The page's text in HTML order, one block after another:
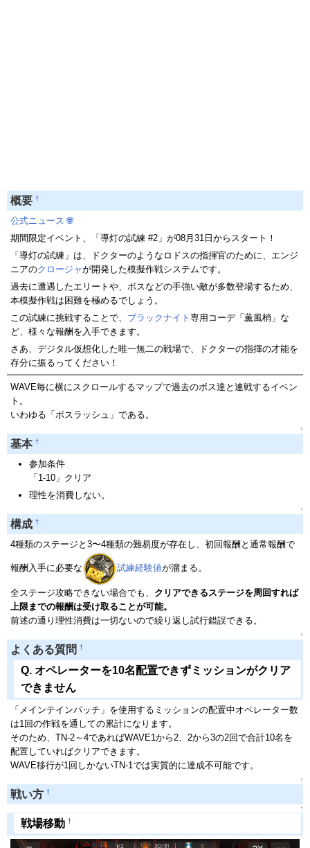
概要 †
公式ニュース 🌐
期間限定イベント、「導灯の試練 #2」が08月31日からスタート！
「導灯の試練」は、ドクターのようなロドスの指揮官のために、エンジ
ニアのクロージャが開発した模擬作戦システムです。
過去に遭遇したエリートや、ボスなどの手強い敵が多数登場するため、
本模擬作戦は困難を極めるでしょう。
この試練に挑戦することで、 ブラックナイト 専用コーデ「薫風梢」な
ど、様々な報酬を入手できます。
さあ、デジタル仮想化した唯一無二の戦場で、ドクターの指揮の才能を
存分に振るってください！
WAVE毎に横にスクロールするマップで過去のボス達と連戦するイベン
ト。
いわゆる「ボスラッシュ」である。
↑
基本 †
参加条件
「1-10」クリア
理性を消費しない。
↑
構成 †
4種類のステージと3〜4種類の難易度が存在し、初回報酬と通常報酬で
報酬入手に必要な 試練経験値が溜まる。
全ステージ攻略できない場合でも、 クリアできるステージを周回すれば
上限までの報酬は受け取ることが可能。
前述の通り理性消費は一切ないので繰り返し試行錯誤できる。
↑
よくある質問 †
Q. オペレーターを10名配置できずミッションがクリア
できません
「メインテインパッチ」を使用するミッションの配置中オペレーター数
は1回の作戦を通しての累計になります。
そのため、TN-2～4であればWAVE1から2、2から3の2回で合計10名を
配置していればクリアできます。
WAVE移行が1回しかないTN-1では実質的に達成不可能です。
↑
戦い方 †
↑
戦場移動 †